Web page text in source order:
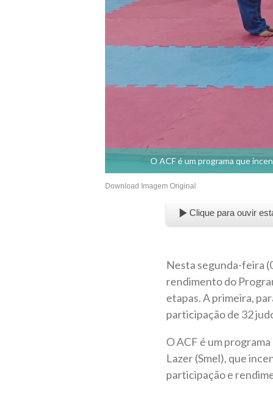
O ACF é um programa que
Download Imagem Original
Clique para ouvir
Nesta segunda-feira
rendimento do
etapas. A primeira,
participação de 32
O ACF é um
Lazer (Smel), que
participação e